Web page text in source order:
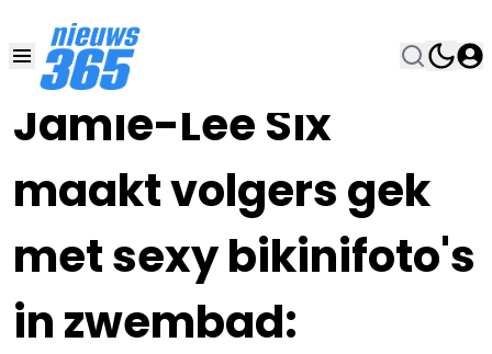
Jamie-Lee Six
maakt volgers gek
met sexy bikinifoto's
in zwembad:
23 SEP 2022, 16:30